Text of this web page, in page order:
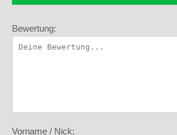
Bewertung:
Vorname / Nick: